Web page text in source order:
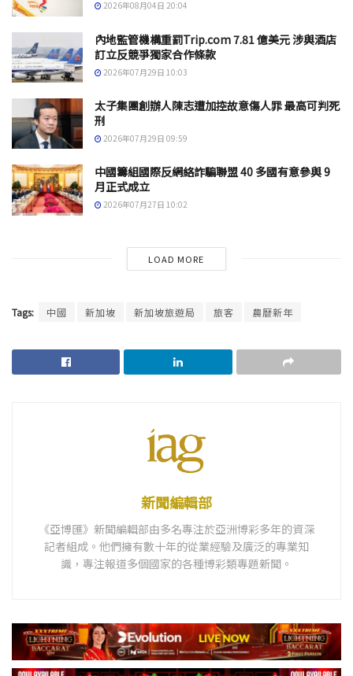
2026年08月04日 20:04
內地監管機構重罰Trip.com 7.81 億美元 涉與酒店
訂立反競爭獨家合作條款
2026年07月29日 10:03
太子集團創辦人陳志遭加控故意傷人罪 最高可判死
刑
2026年07月29日 09:59
中國籌組國際反網絡詐騙聯盟 40 多國有意參與 9
月正式成立
2026年07月27日 10:02
LOAD MORE
Tags: 中國 新加坡 新加坡旅遊局 旅客 農曆新年
新聞編輯部
《亞博匯》新聞編輯部由多名專注於亞洲博彩多年的資深
記者組成。他們擁有數十年的從業經驗及廣泛的專業知
識，專注報道多個國家的各種博彩類專題新聞。